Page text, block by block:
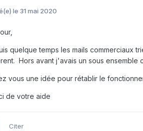
le 31 mai 2020
quelque temps les mails commerciaux
Hors avant j'avais un sous ensemble
vous une idée pour rétablir le
de votre aide
Citer